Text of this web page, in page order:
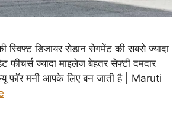
डिजायर सेडान सेगमेंट की सबसे ज्यादा
ज्यादा माइलेज बेहतर सेफ्टी दमदार
फॉर मनी आपके लिए बन जाती है | Maruti